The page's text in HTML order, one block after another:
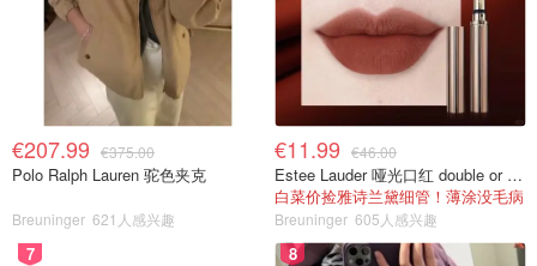
€207.99 €375.00
Polo Ralph Lauren 驼色夹克
Breuninger 621人感兴趣
€11.99 €46.00
Estee Lauder 哑光口红 double or nothing色号
白菜价捡雅诗兰黛细管！薄涂没毛病
Breuninger 605人感兴趣
7 8